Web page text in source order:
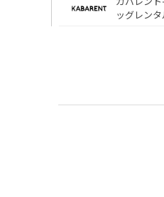
ッグレン